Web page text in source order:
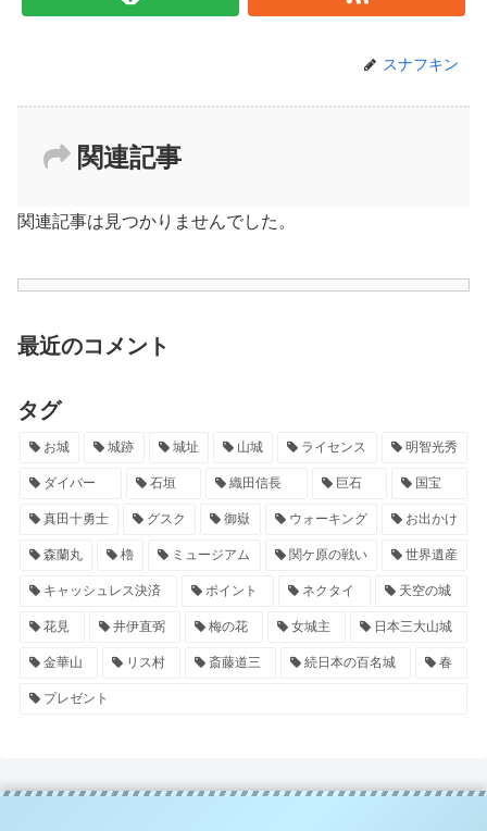
スナフキン
関連記事
関連記事は見つかりませんでした。
最近のコメント
タグ
お城 城跡 城址 山城 ライセンス 明智光秀
ダイバー 石垣 織田信長 巨石 国宝
真田十勇士 グスク 御嶽 ウォーキング お出かけ
森蘭丸 櫓 ミュージアム 関ケ原の戦い 世界遺産
キャッシュレス決済 ポイント ネクタイ 天空の城
花見 井伊直弼 梅の花 女城主 日本三大山城
金華山 リス村 斎藤道三 続日本の百名城 春
プレゼント